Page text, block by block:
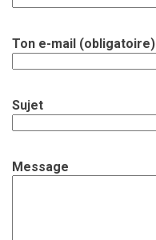
Ton e-mail (obligatoire)
Sujet
Message